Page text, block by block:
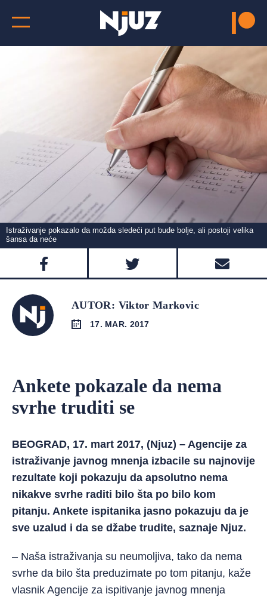
Istraživanje pokazalo da možda sledeći put bude bolje, ali postoji velika
šansa da neće
AUTOR: Viktor Markovic
17. MAR. 2017
Ankete pokazale da nema
svrhe truditi se
BEOGRAD, 17. mart 2017, (Njuz) – Agencije za
istraživanje javnog mnenja izbacile su najnovije
rezultate koji pokazuju da apsolutno nema
nikakve svrhe raditi bilo šta po bilo kom
pitanju. Ankete ispitanika jasno pokazuju da je
sve uzalud i da se džabe trudite, saznaje Njuz.
– Naša istraživanja su neumoljiva, tako da nema
svrhe da bilo šta preduzimate po tom pitanju, kaže
vlasnik Agencije za ispitivanje javnog mnenja